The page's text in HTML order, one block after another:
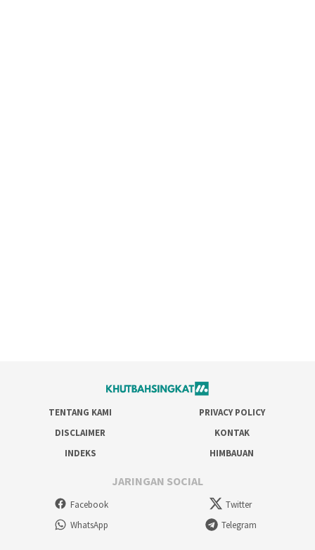
TENTANG KAMI
PRIVACY POLICY
DISCLAIMER
KONTAK
INDEKS
HIMBAUAN
JARINGAN SOCIAL
Facebook
Twitter
WhatsApp
Telegram